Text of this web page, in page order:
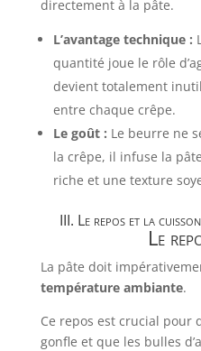
directement à la pâte.
L’avantage technique :
quantité joue le rôle
devient totalement
entre chaque crêpe.
Le goût : Le beurre ne
la crêpe, il infuse la
riche et une texture
III. Le repos et la
Le
La pâte doit
température ambiante.
Ce repos est crucial pour
gonfle et que les bulles